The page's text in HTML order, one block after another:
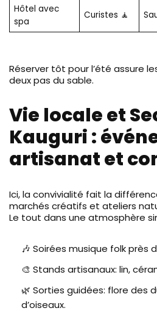
Hôtel avec
spa
Curistes 🧘
Réserver tôt pour l’été assure
deux pas du sable.
Vie locale et
Kauguri :
artisanat et
Ici, la convivialité fait la
marchés créatifs et ateliers
Le tout dans une atmosphère
🎶 Soirées musique folk près
🎨 Stands artisanaux: lin,
🌿 Sorties guidées: flore des
d’oiseaux.